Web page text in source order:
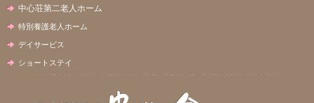
中心荘第二老人ホーム
特別養護老人ホーム
デイサービス
ショートステイ